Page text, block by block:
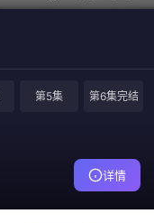
第5集 第6集完结
详情